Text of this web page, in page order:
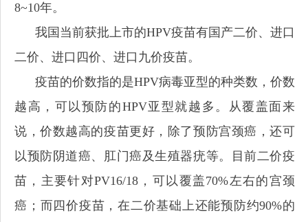
8~10年。
我国当前获批上市的HPV疫苗有国产二价、进口
二价、进口四价、进口九价疫苗。
疫苗的价数指的是HPV病毒亚型的种类数，价数
越高，可以预防的HPV亚型就越多。从覆盖面来
说，价数越高的疫苗更好，除了预防宫颈癌，还可
以预防阴道癌、肛门癌及生殖器疣等。目前二价疫
苗，主要针对PV16/18，可以覆盖70%左右的宫颈
癌；而四价疫苗，在二价基础上还能预防约90%的